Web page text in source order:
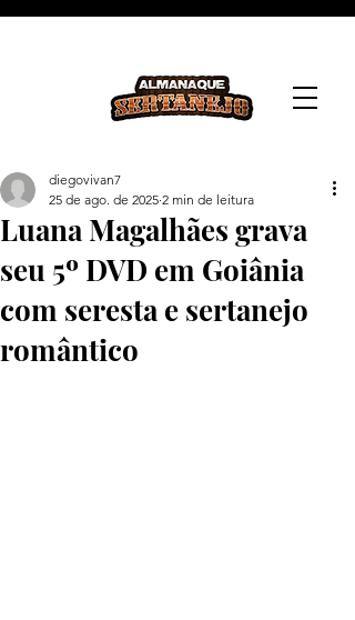
Luana Magalhães grava
seu 5º DVD em Goiânia
com seresta e sertanejo
romântico
diegovivan7
25 de ago. de 2025 2 min de leitura